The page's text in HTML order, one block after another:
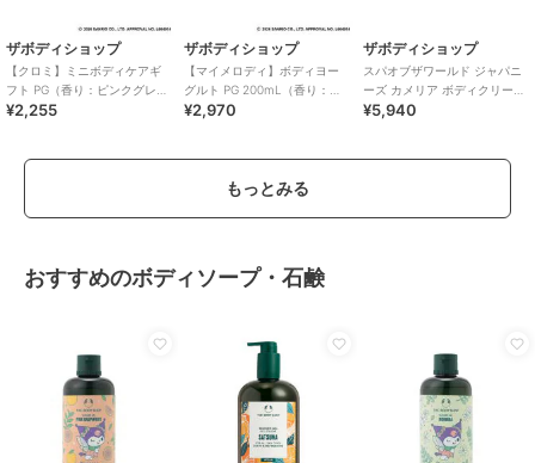
ザボディショップ
【クロミ】ミニボディケアギ
フト PG（香り：ピンクグレー
プフルーツ）
¥2,255
ザボディショップ
【マイメロディ】ボディヨー
グルト PG 200mL（香り：ピ
ンクグレープフルーツ）
¥2,970
ザボディショップ
スパオブザワールド ジャパニ
ーズ カメリア ボディクリーム
300mL
¥5,940
もっとみる
おすすめのボディソープ・石鹸